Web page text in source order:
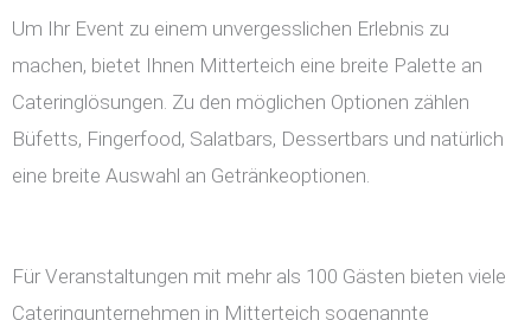
Um Ihr Event zu einem unvergesslichen Erlebnis zu
machen, bietet Ihnen Mitterteich eine breite Palette an
Cateringlösungen. Zu den möglichen Optionen zählen
Büfetts, Fingerfood, Salatbars, Dessertbars und natürlich
eine breite Auswahl an Getränkeoptionen.
Für Veranstaltungen mit mehr als 100 Gästen bieten viele
Cateringunternehmen in Mitterteich sogenannte